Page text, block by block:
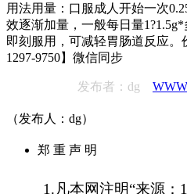
用法用量：口服成人开始一次
效逐渐加量，一般每日量
即刻服用，可减轻胃肠道反应。
1297-9750】微信同步
发布者：dg
（发布人：dg）
郑 重 声 明
1.凡本网注明“来源：